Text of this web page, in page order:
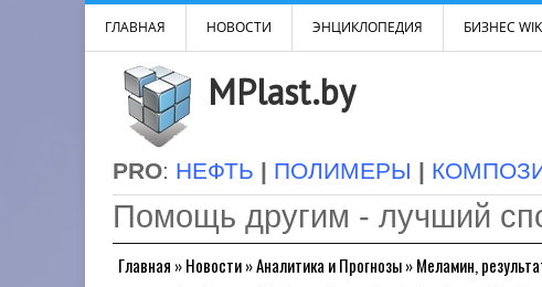
ГЛАВНАЯ НОВОСТИ ЭНЦИКЛОПЕДИЯ БИЗНЕС
MPlast.by
PRO: НЕФТЬ | ПОЛИМЕРЫ |
Помощь другим - лучший
Главная »Новости»Аналитика и Прогнозы»Меламин,